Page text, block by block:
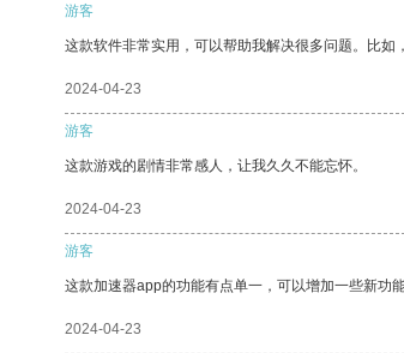
游客
这款软件非常实用，可以帮助我解决很多问题。比如
2024-04-23
游客
这款游戏的剧情非常感人，让我久久不能忘怀。
2024-04-23
游客
这款加速器app的功能有点单一，可以增加一些新功
2024-04-23